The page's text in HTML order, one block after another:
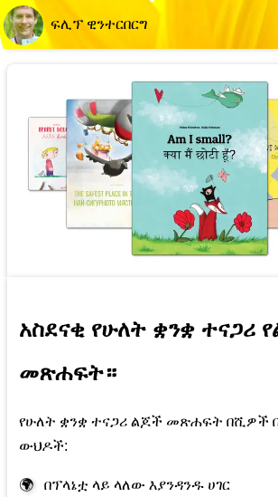
ፍሊፕ ዊንተርበርግ
አስደናቂ የሁለት ቋንቋ ተናጋሪ
መጽሐፍት።
የሁለት ቋንቋ ተናጋሪ ልጆች መጽሐፍት በሺዎች
ውህዶች:
🌍 በፕላኔቷ ላይ ላለው እያንዳንዱ ሀገር